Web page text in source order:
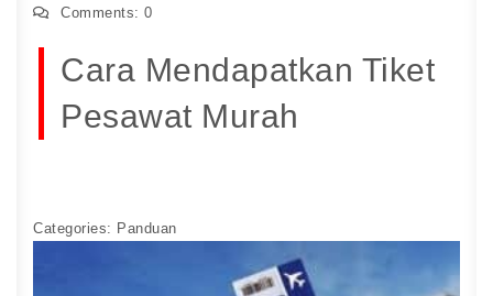
Comments: 0
Cara Mendapatkan Tiket
Pesawat Murah
Categories: Panduan